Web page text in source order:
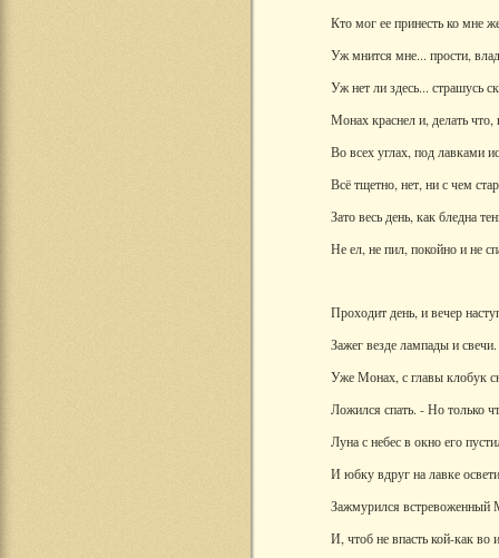
Кто мог ее принесть ко мне
Уж мнится мне... прости,
Уж нет ли здесь... страшусь
Монах краснел и, делать что,
Во всех углах, под лавками
Всё тщетно, нет, ни с чем
Зато весь день, как бледна
Не ел, не пил, покойно и не
Проходит день, и вечер
Зажег везде лампады и свечи.
Уже Монах, с главы клобук
Ложился спать. - Но только
Луна с небес в окно его
И юбку вдруг на лавке
Зажмурился встревоженный
И, чтоб не впасть кой-как во